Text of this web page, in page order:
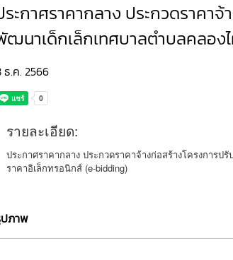
ะกาศราคากลาง ประกวดราคา
ฒนาเด็กเล็กเทศบาลตำบลคลอง
ธ.ค. 2566
รายละเอียด:
ประกาศราคากลาง ประกวดราคาจ้างก่อสร้างโครงการ
ราคาอิเล็กทรอนิกส์ (e-bidding)
ภาพ